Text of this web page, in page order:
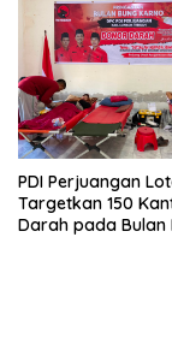
PDI Perjuangan
Targetkan 150
Darah pada Bulan